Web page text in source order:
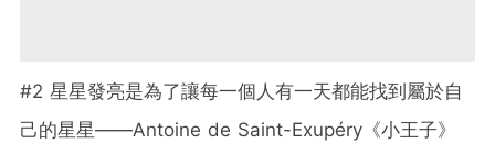
#2 星星發亮是為了讓每一個人有一天都能找到屬於自
己的星星——Antoine de Saint-Exupéry《小王子》